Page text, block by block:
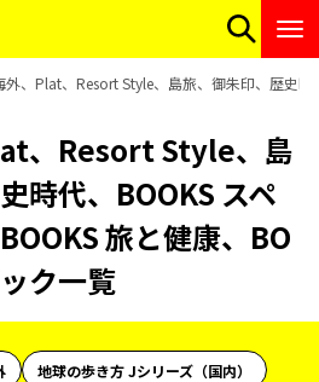
外、Plat、Resort Style、島旅、御朱印、歴史
、Resort Style、島
時代、BOOKS スペ
旅と健康、BO
ク一覧
地球の歩き方 Jシリーズ（国内）